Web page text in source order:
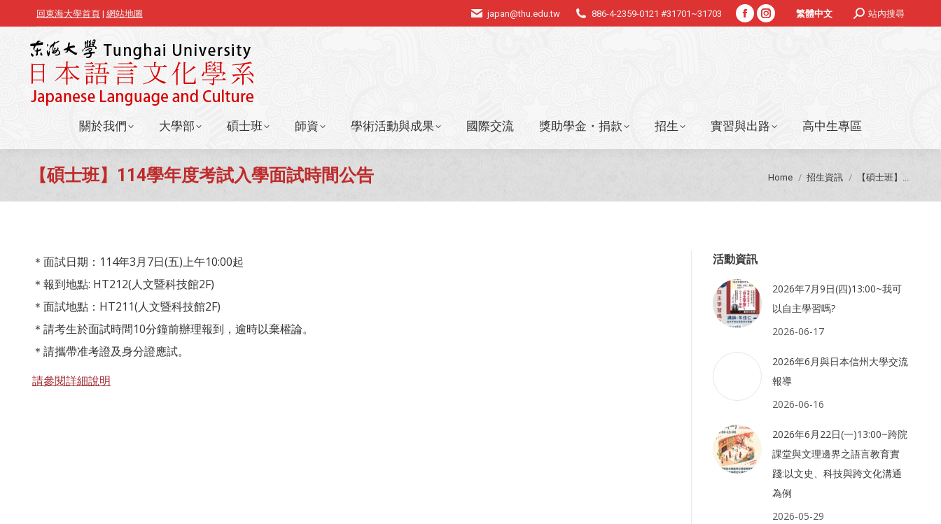
回東海大學首頁 | 網站地圖 japan@thu.edu.tw 886-4-2359-0121 #31701~31703
FacebookInstagram
繁體中文 Search:站內搜尋
關於我們 大學部 碩士班 師資 學術活動與成果 國際交流 獎助學金・捐款 招生 實習與出路 高中生專區
【碩士班】114學年度考試入學面試時間公告 You are here:
Home 招生資訊 【碩士班】...
＊面試日期：114年3月7日(五)上午10:00起
＊報到地點: HT212(人文暨科技館2F)
＊面試地點：HT211(人文暨科技館2F)
＊請考生於面試時間10分鐘前辦理報到，逾時以棄權論。
＊請攜帶准考證及身分證應試。
請參閱詳細說明
活動資訊
2026年7月9日(四)13:00~我可
以自主學習嗎?
2026-06-17
2026年6月與日本信州大學交流
報導
2026-06-16
2026年6月22日(一)13:00~跨院
課堂與文理邊界之語言教育實
踐:以文史、科技與跨文化溝通
為例
2026-05-29
關於我們 大學部 碩士班 師資 學術活動與成果 國際交流 獎助學金・捐款 招生 實習與出路 高中生專區